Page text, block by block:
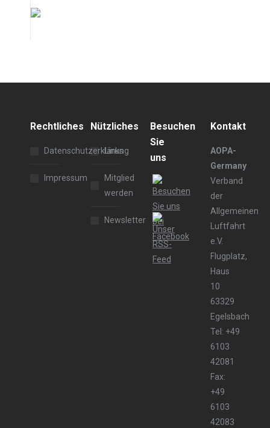
Rechtliches
Datenschutzerklärung
Impressum
Nützliches
Links
Mitglied
werden
Newsletter
Besuchen
Sie
uns
Kontakt
AOPA-
Germany
Verband
der
Allgemeinen
Luftfahrt
e.V.
Flugplatz,
Haus
10
63329
Egelsbach
Tel: +49
6103
42081
Fax:
+49
6103
42083